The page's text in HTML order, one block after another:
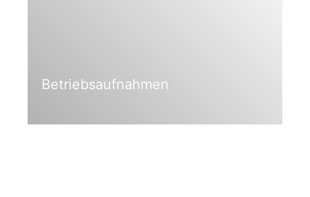
Betriebsaufnahmen